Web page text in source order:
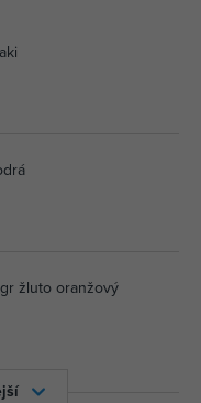
žluto oranžový